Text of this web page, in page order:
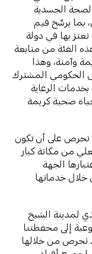
الجسدية
بما يرسِّخ قيم
بها في دولة
الفئة من متابعة
وآمنة، وهذا
الحكومي المشترك
الرعاية
صحية كريمة
تحرص على أن تكون
من مكانة كبار
الجهة
خلال خدماتها
لمدينة الشيخ
إلى محفظتنا
نحرص من خلالها